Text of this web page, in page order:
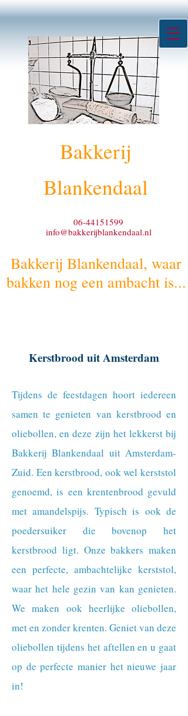
Bakkerij
Blankendaal
06-44151599
info@bakkerijblankendaal.nl
Bakkerij Blankendaal, waar
bakken nog een ambacht is...
Kerstbrood uit Amsterdam
Tijdens de feestdagen hoort iedereen
samen te genieten van kerstbrood en
oliebollen, en deze zijn het lekkerst bij
Bakkerij Blankendaal uit Amsterdam-
Zuid. Een kerstbrood, ook wel kerststol
genoemd, is een krentenbrood gevuld
met amandelspijs. Typisch is ook de
poedersuiker die bovenop het
kerstbrood ligt. Onze bakkers maken
een perfecte, ambachtelijke kerststol,
waar het hele gezin van kan genieten.
We maken ook heerlijke oliebollen,
met en zonder krenten. Geniet van deze
oliebollen tijdens het aftellen en u gaat
op de perfecte manier het nieuwe jaar
in!